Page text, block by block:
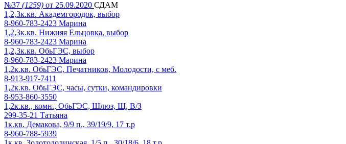
№37 (1259) от 25.09.2020 СДАМ
1,2,3к.кв. Академгородок, выбор
8-960-783-2423 Марина
1,2,3к.кв. Нижняя Ельцовка, выбор
8-960-783-2423 Марина
1,2,3к.кв. ОбьГЭС, выбор
8-960-783-2423 Марина
1,2к.кв. ОбьГЭС, Печатников, Молодости, с меб.
8-913-917-7411
1,2к.кв. ОбьГЭС, часы, сутки, командировки
8-953-860-3550
1,2к.кв., комн., ОбьГЭС, Шлюз, Щ, В/З
299-35-21 Татьяна
1к.кв. Демакова, 9/9 п., 39/19/9, 17 т.р
8-960-788-5939